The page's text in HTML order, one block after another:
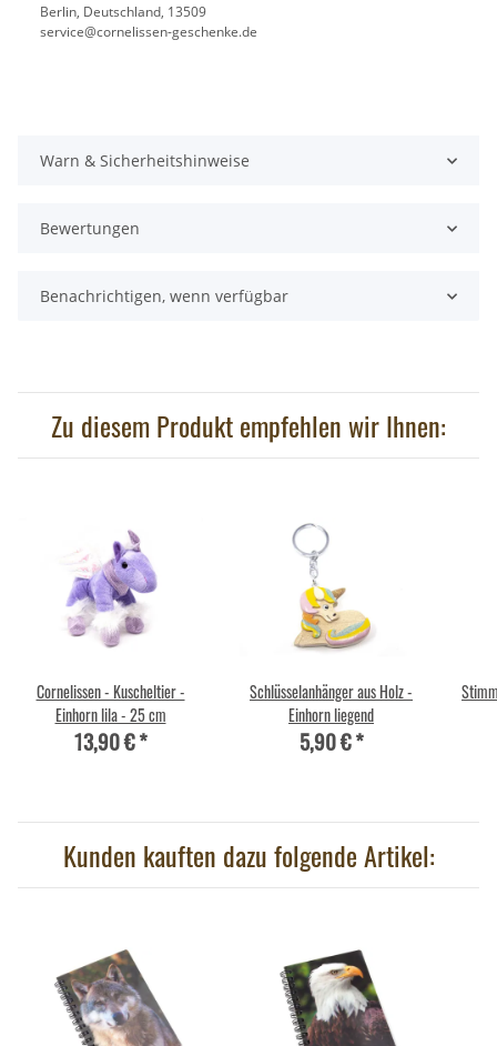
Berlin, Deutschland, 13509
service@cornelissen-geschenke.de
Warn & Sicherheitshinweise
Bewertungen
Benachrichtigen, wenn verfügbar
Zu diesem Produkt empfehlen wir Ihnen:
Cornelissen - Kuscheltier -
Einhorn lila - 25 cm
13,90 €*
Schlüsselanhänger aus Holz -
Einhorn liegend
5,90 €*
Kunden kauften dazu folgende Artikel: